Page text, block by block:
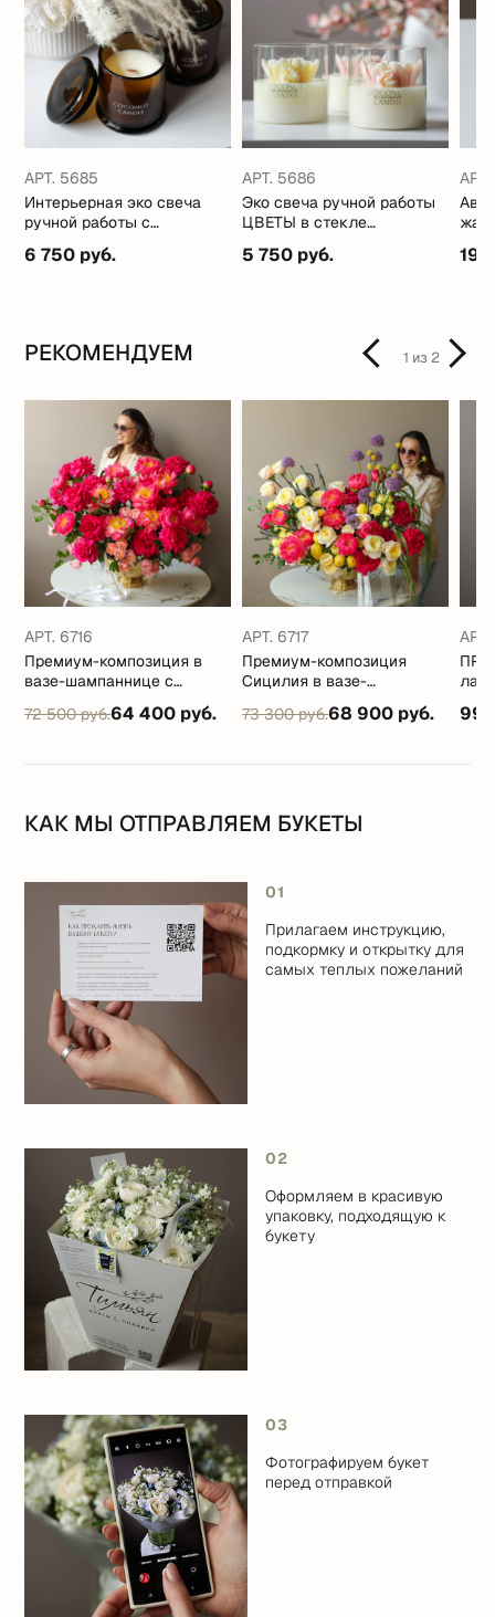
АРТ. 5685
Интерьерная эко свеча
ручной работы с
кокосовым маслом
6 750 руб.
АРТ. 5686
Эко свеча ручной работы
ЦВЕТЫ в стекле
(стильные ароматы)
5 750 руб. 19
РЕКОМЕНДУЕМ 1 из2
АРТ. 6716
Премиум-композиция в
вазе-шампаннице с
пионами и французскими
розами
64 400 руб.
72 500 руб.
АРТ. 6717
Премиум-композиция
Сицилия в вазе-
пионами и цитрусовыми
68 900 руб.
73 300 руб.
АРТ.
99
КАК МЫ ОТПРАВЛЯЕМ БУКЕТЫ
01
Прилагаем инструкцию,
подкормку и открытку для
самых теплых пожеланий
02
Оформляем в красивую
упаковку, подходящую к
букету
03
Фотографируем букет
перед отправкой